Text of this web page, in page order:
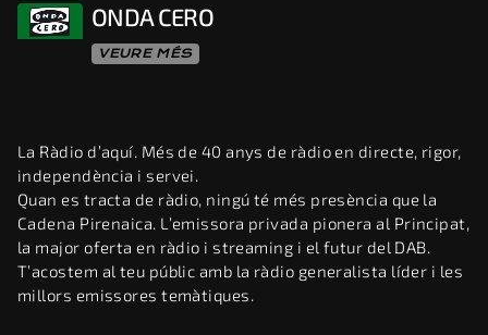
ONDA CERO
VEURE MÉS
La Ràdio d’aquí. Més de 40 anys de ràdio en directe, rigor,
independència i servei.
Quan es tracta de ràdio, ningú té més presència que la
Cadena Pirenaica. L’emissora privada pionera al Principat,
la major oferta en ràdio i streaming i el futur del DAB.
T’acostem al teu públic amb la ràdio generalista líder i les
millors emissores temàtiques.